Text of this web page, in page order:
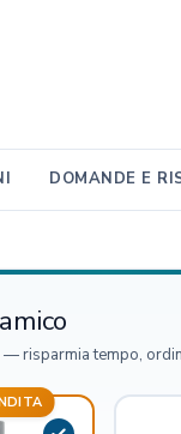
DOMANDE E
risparmia tempo,